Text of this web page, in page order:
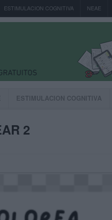
ESTIMULACION COGNITIVA NEAE
ESTIMULACION COGNITIVA
2